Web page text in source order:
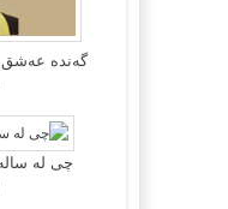
گه‌نده‌
چی لە